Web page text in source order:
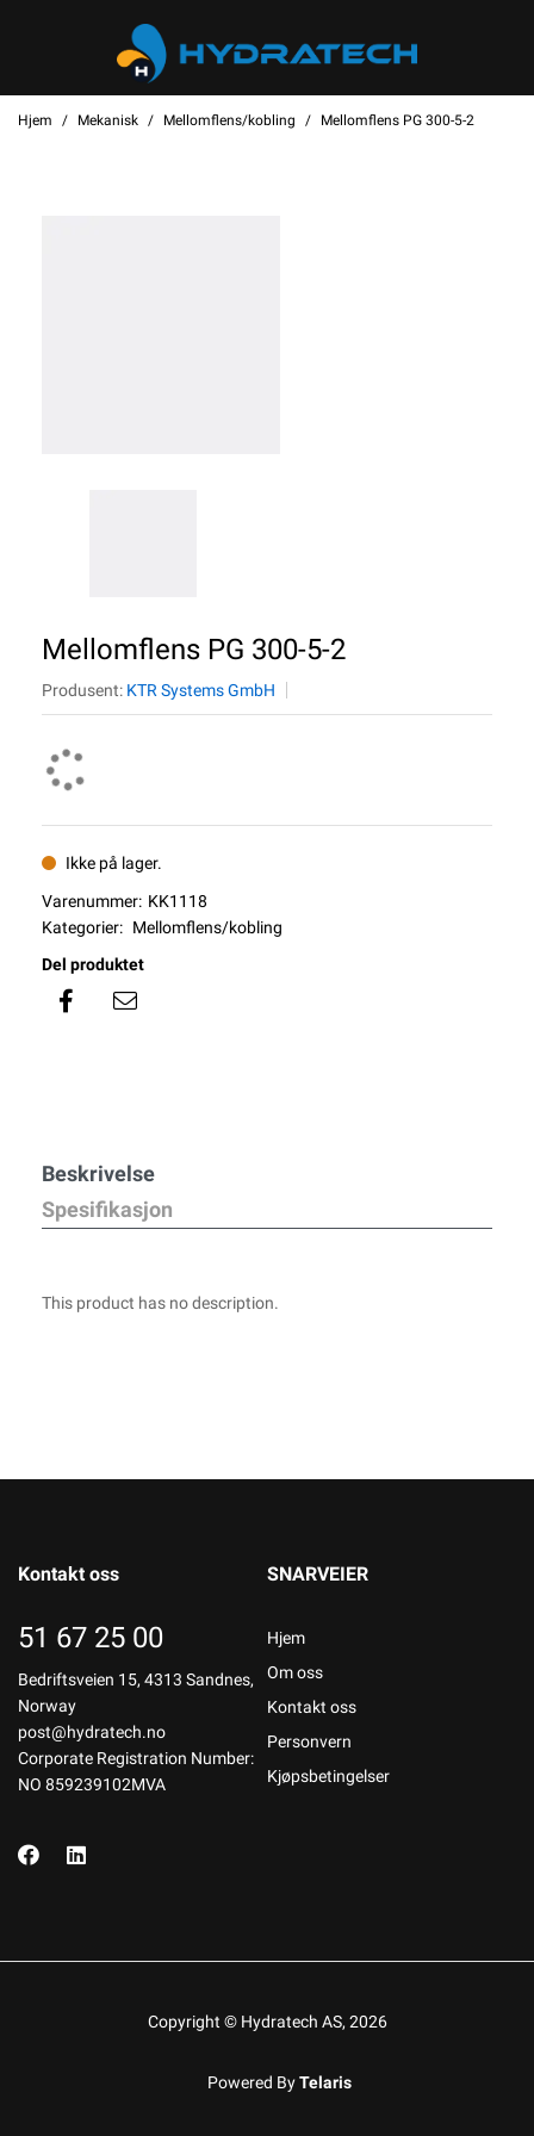
Hjem Mekanisk Mellomflens/kobling Mellomflens PG 300-5-2
Mellomflens PG 300-5-2
Produsent: KTR Systems GmbH
Ikke på lager.
Varenummer: KK1118
Kategorier: Mellomflens/kobling
Del produktet
Beskrivelse
Spesifikasjon
This product has no description.
Kontakt oss
51 67 25 00
Bedriftsveien 15, 4313 Sandnes,
Norway
post@hydratech.no
Corporate Registration Number:
NO 859239102MVA
SNARVEIER
Hjem
Om oss
Kontakt oss
Personvern
Kjøpsbetingelser
Copyright © Hydratech AS, 2026
Powered ByTelaris